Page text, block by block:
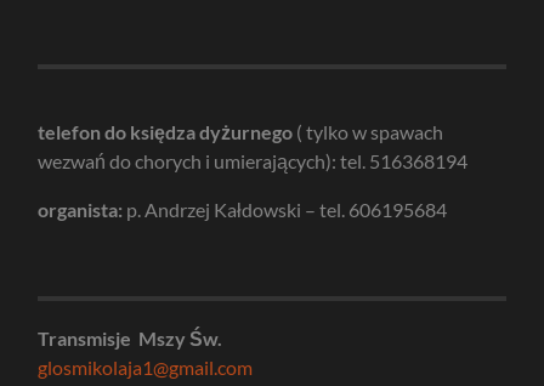
telefon do księdza dyżurnego ( tylko w spawach
wezwań do chorych i umierających): tel. 516368194
organista: p. Andrzej Kałdowski – tel. 606195684
Transmisje Mszy Św.
glosmikolaja1@gmail.com